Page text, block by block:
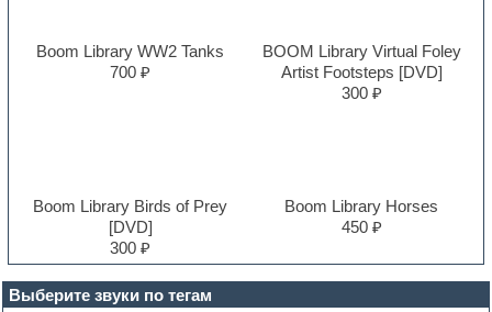
Выберите звуки по тегам
Boom Library WW2 Tanks
700 ₽
BOOM Library Virtual Foley
Artist Footsteps [DVD]
300 ₽
Boom Library Birds of Prey
[DVD]
300 ₽
Boom Library Horses
450 ₽